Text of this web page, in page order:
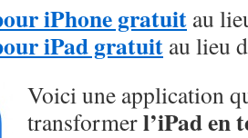
iPhone gratuit au
iPad gratuit au lieu
Voici une application
transformerl’iPad en